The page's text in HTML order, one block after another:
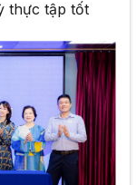
thực tập tốt